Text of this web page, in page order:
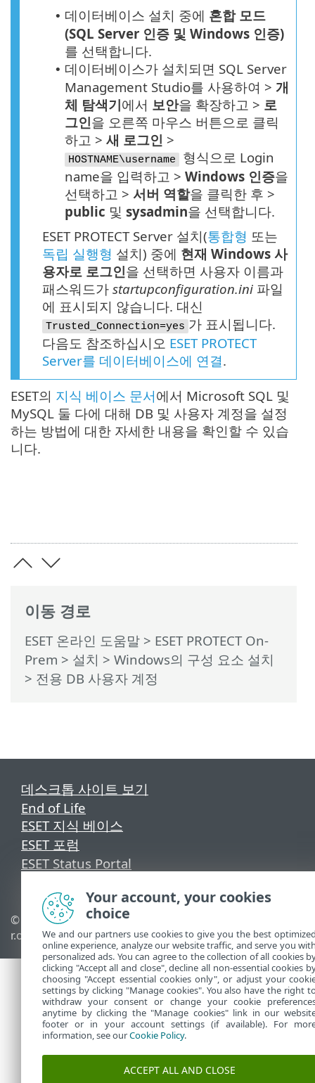
이동 경로
ESET 온라인 도움말 > ESET PROTECT On-
Prem > 설치 > Windows의 구성 요소 설치
> 전용 DB 사용자 계정
• 데이터베이스 설치 중에 혼합 모드
(SQL Server 인증 및 Windows 인증)
를 선택합니다.
• 데이터베이스가 설치되면 SQL Server
Management Studio를 사용하여 > 개
체 탐색기에서 보안을 확장하고 > 로
그인을 오른쪽 마우스 버튼으로 클릭
하고 > 새 로그인 >
HOSTNAME\username
형식으로 Login
name을 입력하고 > Windows 인증을
선택하고 > 서버 역할을 클릭한 후 >
public 및 sysadmin을 선택합니다.
ESET PROTECT Server 설치(통합형 또는
독립 실행형 설치) 중에 현재 Windows 사
용자로 로그인을 선택하면 사용자 이름과
패스워드가 startupconfiguration.ini 파일
에 표시되지 않습니다. 대신
Trusted_Connection=yes 가 표시됩니다.
다음도 참조하십시오 ESET PROTECT
Server를 데이터베이스에 연결.
ESET의 지식 베이스 문서에서 Microsoft SQL 및
MySQL 둘 다에 대해 DB 및 사용자 계정을 설정
하는 방법에 대한 자세한 내용을 확인할 수 있습
니다.
데스크톱 사이트 보기
End of Life
ESET 지식 베이스
ESET 포럼
ESET Status Portal
© 1992 - 2026 ESET, spol. s
r.o. - All rights reserved.
쿠키 정책
Your account, your cookies
choice
We and our partners use cookies to give you the best
online experience, analyze our website traffic, and serve you
personalized ads. You can agree to the collection of all cookies
clicking "Accept all and close", decline all non-essential cookies
choosing "Accept essential cookies only", or adjust your
settings by clicking "Manage cookies". You also have the right
withdraw your consent or change your cookie
anytime by clicking the "Manage cookies" link in our
footer or in your account settings (if available). For
information, see ourCookie Policy.
ACCEPT ALL AND CLOSE